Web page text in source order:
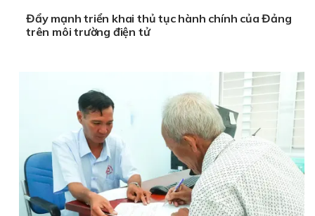
Đẩy mạnh triển khai thủ tục hành chính của Đảng
trên môi trường điện tử